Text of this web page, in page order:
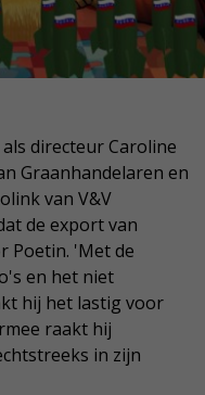
directeur Caroline
Graanhandelaren en
van V&V
de export van
Poetin. 'Met de
en het niet
hij het lastig voor
raakt hij
in zijn